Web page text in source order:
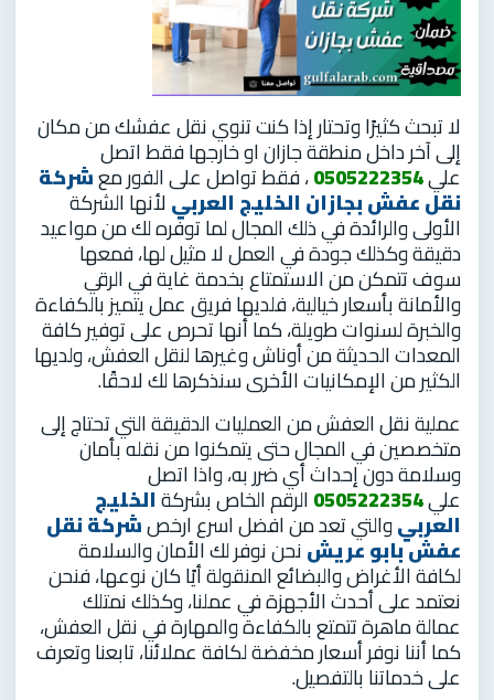
لا تبحث كثيرًا وتحتار إذا كنت تنوي نقل عفشك من مكان
إلى آخر داخل منطقة جازان او خارجها فقط اتصل
علي0505222354، فقط تواصل على الفور معشركة
نقل عفش بجازان الخليج العربيلأنها الشركة
الأولى والرائدة في ذلك المجال لما توفره لك من مواعيد
دقيقة وكذلك جودة في العمل لا مثيل لها، فمعها
سوف تتمكن من الاستمتاع بخدمة غاية في الرقي
والأمانة بأسعار خيالية، فلديها فريق عمل يتميز بالكفاءة
والخبرة لسنوات طويلة، كما أنها تحرص على توفير كافة
المعدات الحديثة من أوناش وغيرها لنقل العفش، ولديها
الكثير من الإمكانيات الأخرى سنذكرها لك لاحقًا.
عملية نقل العفش من العمليات الدقيقة التي تحتاج إلى
متخصصين في المجال حتى يتمكنوا من نقله بأمان
وسلامة دون إحداث أي ضرر به، واذا اتصل
علي0505222354الرقم الخاص بشركةالخليج
العربيوالتي تعد من افضل اسرع ارخصشركة نقل
عفش بابو عريشنحن نوفر لك الأمان والسلامة
لكافة الأغراض والبضائع المنقولة أيًا كان نوعها، فنحن
نعتمد على أحدث الأجهزة في عملنا، وكذلك نمتلك
عمالة ماهرة تتمتع بالكفاءة والمهارة في نقل العفش،
كما أننا نوفر أسعار مخفضة لكافة عملائنا، تابعنا وتعرف
على خدماتنا بالتفصيل.